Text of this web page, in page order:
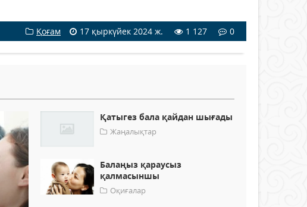
Қоғам 17 қыркүйек 2024 ж. 1 127 0
Қатыгез бала қайдан шығады
Жаңалықтар
Балаңыз қараусыз
қалмасыншы
Оқиғалар